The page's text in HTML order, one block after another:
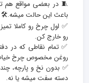
🧵 در بعضی مواقع هم
✅ بدون نخ و پارچه،